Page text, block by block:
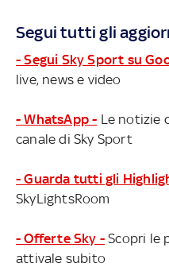
Segui tutti gli
- Segui Sky Sport su
live, news e video
- WhatsApp - Le notizie
canale di Sky Sport
- Guarda tutti gli
SkyLightsRoom
- Offerte Sky - Scopri le
attivale subito